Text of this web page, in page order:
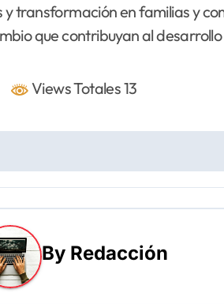
transformación en familias y
que contribuyan al
Views Totales 13
By Redacción